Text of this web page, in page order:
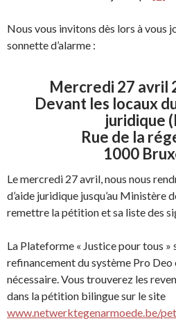
Nous vous invitons dès lors à vous
sonnette d’alarme :
Mercredi 27 avril
Devant les locaux
juridique
Rue de la
1000
Le mercredi 27 avril, nous nous
d’aide juridique jusqu’au Ministère
remettre la pétition et sa liste des
La Plateforme « Justice pour tous »
refinancement du système Pro Deo
nécessaire. Vous trouverez les
dans la pétition bilingue sur le site
www.netwerktegenarmoede.be/